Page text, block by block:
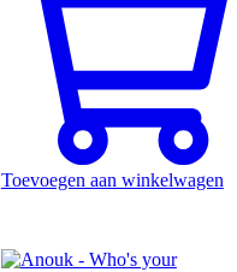
Toevoegen aan winkelwagen